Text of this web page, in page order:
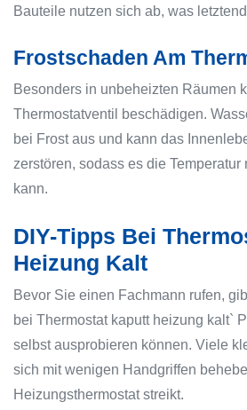
Bauteile nutzen sich ab, was
Frostschaden Am
Besonders in unbeheizten Räumen
Thermostatventil beschädigen.
bei Frost aus und kann das
zerstören, sodass es die Temperatur
kann.
DIY-Tipps Bei
Heizung Kalt
Bevor Sie einen Fachmann rufen,
bei Thermostat kaputt heizung kalt`
selbst ausprobieren können. Viele
sich mit wenigen Handgriffen
Heizungsthermostat streikt.